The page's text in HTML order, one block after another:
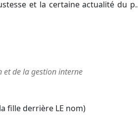
et la certaine actualité du
et de la gestion interne
fille derrière LE nom)